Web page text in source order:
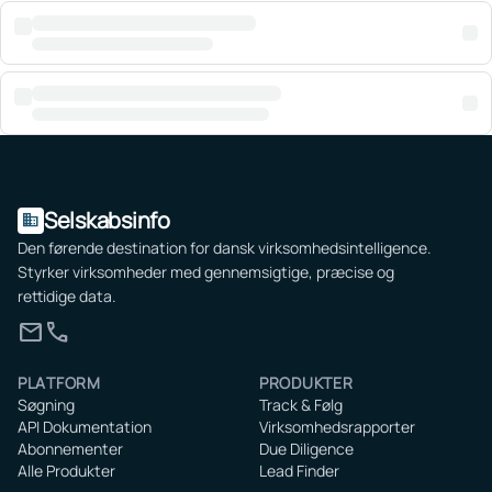
domain Selskabsinfo
Den førende destination for dansk virksomhedsintelligence.
Styrker virksomheder med gennemsigtige, præcise og
rettidige data.
mailcall
PLATFORM
Søgning
API Dokumentation
Abonnementer
Alle Produkter
PRODUKTER
Track & Følg
Virksomhedsrapporter
Due Diligence
Lead Finder